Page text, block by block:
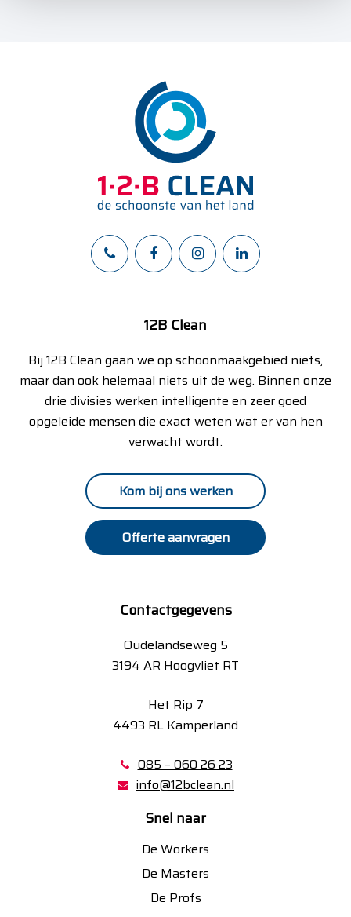
12B Clean
Bij 12B Clean gaan we op schoonmaakgebied niets,
maar dan ook helemaal niets uit de weg. Binnen onze
drie divisies werken intelligente en zeer goed
opgeleide mensen die exact weten wat er van hen
verwacht wordt.
Kom bij ons werken
Offerte aanvragen
Contactgegevens
Oudelandseweg 5
3194 AR Hoogvliet RT
Het Rip 7
4493 RL Kamperland
085 – 060 26 23
info@12bclean.nl
Snel naar
De Workers
De Masters
De Profs